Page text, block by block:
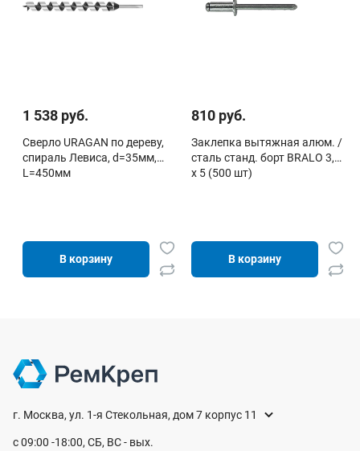
1 538 руб.
Сверло URAGAN по дереву,
спираль Левиса, d=35мм,
L=450мм
В корзину
810 руб.
Заклепка вытяжная алюм. /
сталь станд. борт BRALO 3,0
х 5 (500 шт)
В корзину
г. Москва, ул. 1-я Стекольная, дом 7 корпус 11
с 09:00 -18:00, СБ, ВС - вых.